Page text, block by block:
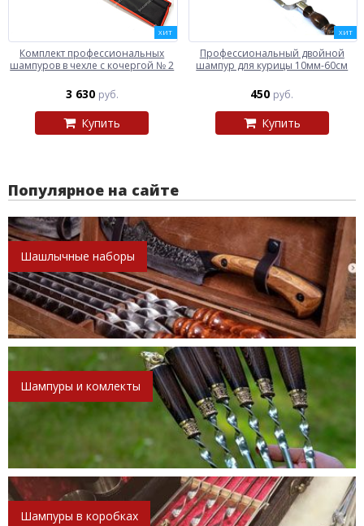
ХИТ
Комплект профессиональных
шампуров в чехле с кочергой № 2
3 630 руб.
Купить
ХИТ
Профессиональный двойной
шампур для курицы 10мм-60см
450 руб.
Купить
Популярное на сайте
Шашлычные наборы
Шампуры и комлекты
Шампуры в коробках